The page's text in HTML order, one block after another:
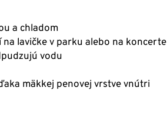
a chladom
lavičke v parku alebo na koncerte
vodu
mäkkej penovej vrstve vnútri
gumičkou